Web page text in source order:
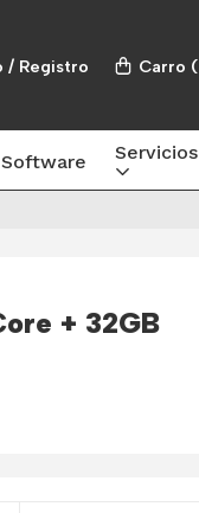
/ Registro Carro (
Software Servicios
+ 32GB